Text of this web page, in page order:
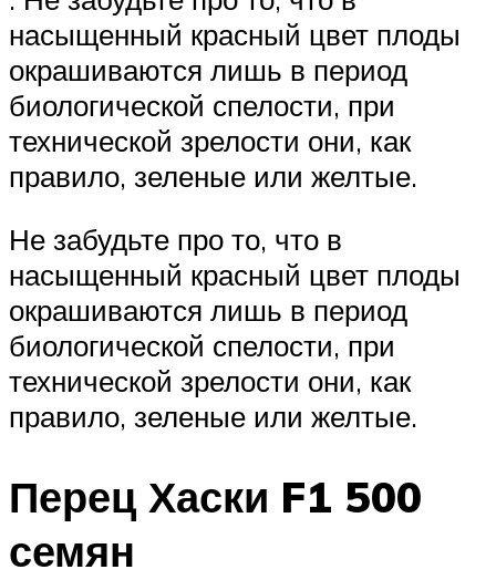
насыщенный красный цвет плоды
окрашиваются лишь в период
биологической спелости, при
технической зрелости они, как
правило, зеленые или желтые.
Не забудьте про то, что в
насыщенный красный цвет плоды
окрашиваются лишь в период
биологической спелости, при
технической зрелости они, как
правило, зеленые или желтые.
Перец Хаски F1 500
семян